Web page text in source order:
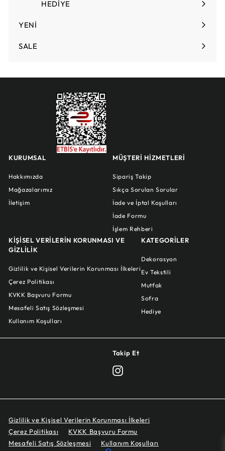
HEDİYE
Menüyü
genişlet
YENİ
SALE
KURUMSAL
Hakkımızda
Mağazalarımız
İletişim
MÜŞTERİ HİZMETLERİ
Sipariş Takip
Sıkça Sorulan Sorular
İade ve İptal Koşulları
İade Formu
İşlem Rehberi
KİŞİSEL VERİLERİN KORUNMASI VE
GİZLİLİK
Gizlilik ve Kişisel Verilerin Korunması İlkeleri
Çerez Politikası
KVKK Başvuru Formu
Mesafeli Satış Sözleşmesi
Kullanım Koşulları
KATEGORİLER
Dekorasyon
Ev Tekstili
Mutfak
Sofra
Hediye
Takip Et
Instagram
Gizlilik ve Kişisel Verilerin Korunması İlkeleri
Çerez Politikası
KVKK Başvuru Formu
Mesafeli Satış Sözleşmesi
Kullanım Koşulları